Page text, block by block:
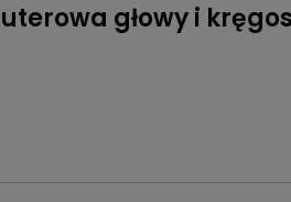
głowy i